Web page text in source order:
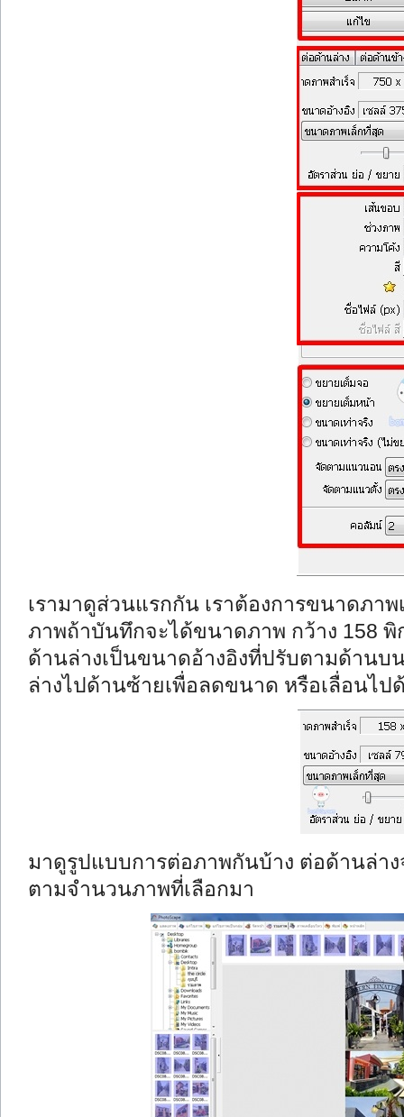
เรามาดูส่วนแรกกัน เราต้องการขนาดภา
ภาพถ้าบันทึกจะได้ขนาดภาพ กว้าง 158 พิ
ด้านล่างเป็นขนาดอ้างอิงที่ปรับตามด้าน
ล่างไปด้านซ้ายเพื่อลดขนาด หรือเลื่อนไป
มาดูรูปแบบการต่อภาพกันบ้าง ต่อด้านล่าง
ตามจำนวนภาพที่เลือกมา